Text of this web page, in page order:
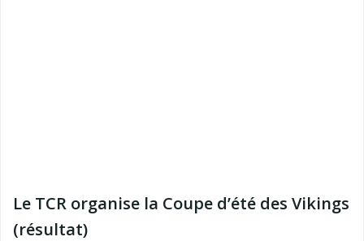
Le TCR organise la Coupe d’été des Vikings
(résultat)